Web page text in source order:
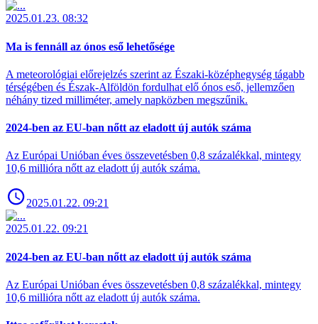
2025.01.23. 08:32
Ma is fennáll az ónos eső lehetősége
A meteorológiai előrejelzés szerint az Északi-középhegység tágabb
térségében és Észak-Alföldön fordulhat elő ónos eső, jellemzően
néhány tized milliméter, amely napközben megszűnik.
2024-ben az EU-ban nőtt az eladott új autók száma
Az Európai Unióban éves összevetésben 0,8 százalékkal, mintegy
10,6 millióra nőtt az eladott új autók száma.
2025.01.22. 09:21
2025.01.22. 09:21
2024-ben az EU-ban nőtt az eladott új autók száma
Az Európai Unióban éves összevetésben 0,8 százalékkal, mintegy
10,6 millióra nőtt az eladott új autók száma.